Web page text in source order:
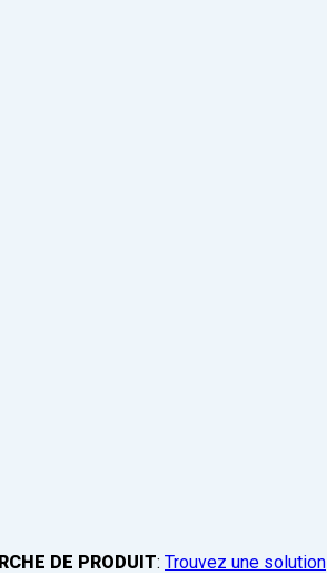
DE PRODUIT: Trouvez une solution